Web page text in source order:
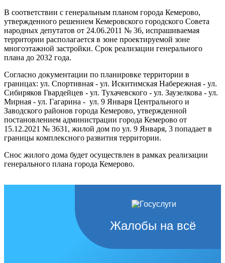
В соответствии с генеральным планом города Кемерово,
утвержденного решением Кемеровского городского Совета
народных депутатов от 24.06.2011 № 36, испрашиваемая
территории располагается в зоне проектируемой зоне
многоэтажной застройки. Срок реализации генерального
плана до 2032 года.
Согласно документации по планировке территории в
границах: ул. Спортивная - ул. Искитимская Набережная - ул.
Сибиряков Гвардейцев - ул. Тухачевского - ул. Заузелкова - ул.
Мирная - ул. Гагарина - ул. 9 Января Центрального и
Заводского районов города Кемерово, утвержденной
постановлением администрации города Кемерово от
15.12.2021 № 3631, жилой дом по ул. 9 Января, 3 попадает в
границы комплексного развития территории.
Снос жилого дома будет осуществлен в рамках реализации
генерального плана города Кемерово.
Жалобы на всё